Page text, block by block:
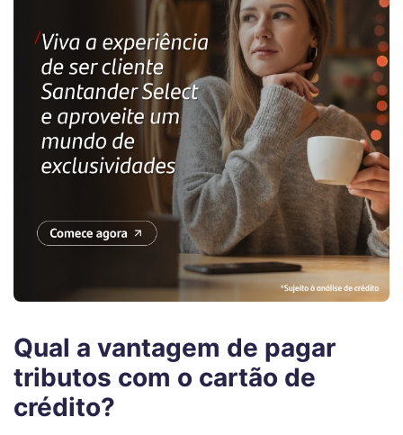
Qual a vantagem de pagar
tributos com o cartão de
crédito?